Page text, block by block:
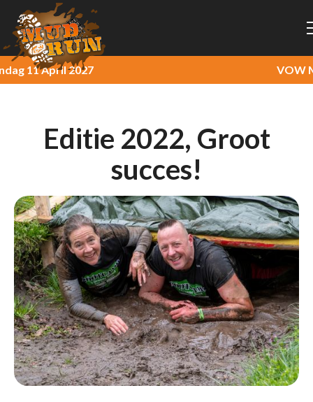
11 April 2027 VOW
Editie 2022, Groot
succes!